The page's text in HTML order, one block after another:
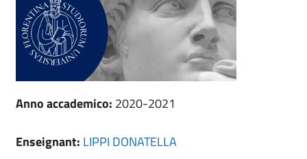
Anno accademico: 2020-2021
Enseignant: LIPPI DONATELLA